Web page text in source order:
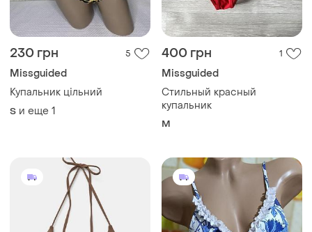
230 грн 5
Missguided
Купальник цільний
S и еще 1
400 грн 1
Missguided
Стильный красный
купальник
M